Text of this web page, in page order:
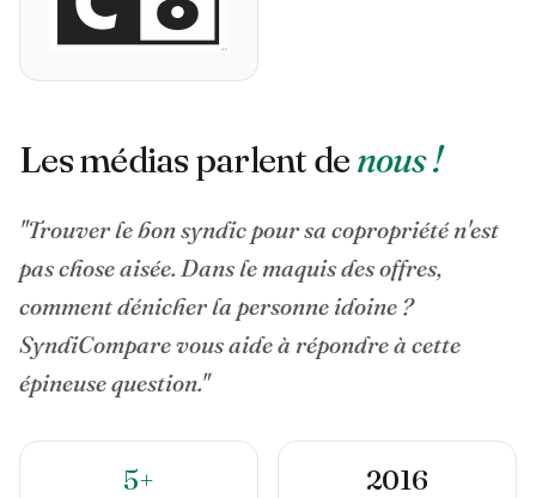
Les médias parlent denous !
"Trouver le bon syndic pour sa copropriété n'est
pas chose aisée. Dans le maquis des offres,
comment dénicher la personne idoine ?
SyndiCompare vous aide à répondre à cette
épineuse question."
5+ 2016